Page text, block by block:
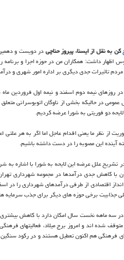
کن به نقل از ایسنا، پیروز حناچیدر دویست و
اظهار داشت: همکاران من در حوزه اجرا و
تاثیرات جدی دیگری بر اداره امور شهری و
در حالیکه بخشی از ناوگان اتوبوسرانی
دو فوریتی به شورا عرضه کردیم.
از نظر ما یعنی اقدام عاجل اما اگر به هر
آینده این مصوبه را در دست داشته باشیم.
تشریح علل عرضه این لایحه به شورا با اشاره به
با کاهش جدی درآمدها در مجموعه شهرداری
اقتصادی از طرفی درآمدهای شهرداری را در
جذابیت برخی حوزه های دیگر برای جذب سرمایه
سه ماهه نخست سال امکان دارد با کاهش
شده اند و امروز برج میلاد، فعالیتهای
فرهنگی هم اکنون تعطیل هستند و در رکود